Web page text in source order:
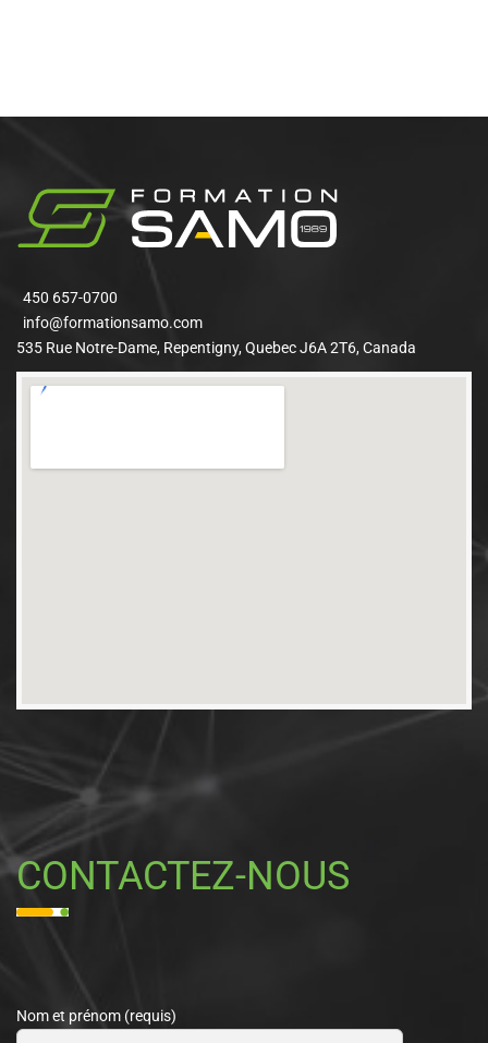
450 657-0700
info@formationsamo.com
535 Rue Notre-Dame, Repentigny, Quebec J6A 2T6, Canada
CONTACTEZ-NOUS
Nom et prénom (requis)